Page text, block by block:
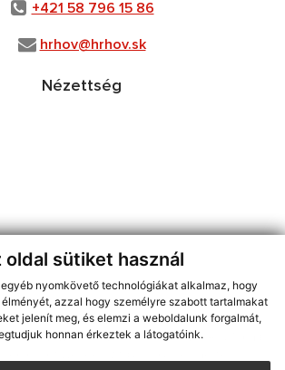
oldal sütiket használ
nyomkövető technológiákat alkalmaz, hogy
azzal hogy személyre szabott tartalmakat
jelenít meg, és elemzi a weboldalunk forgalmát,
honnan érkeztek a látogatóink.
+421 58 796 15 86
hrhov@hrhov.sk
Nézettség
információk követését az RSS funkcióval,
(tartalomkezelő rendszer),Honlaptérkép
,webex.digital, s.r.o.,Domain-ek